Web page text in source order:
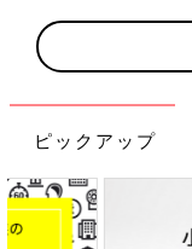
ピックアップ